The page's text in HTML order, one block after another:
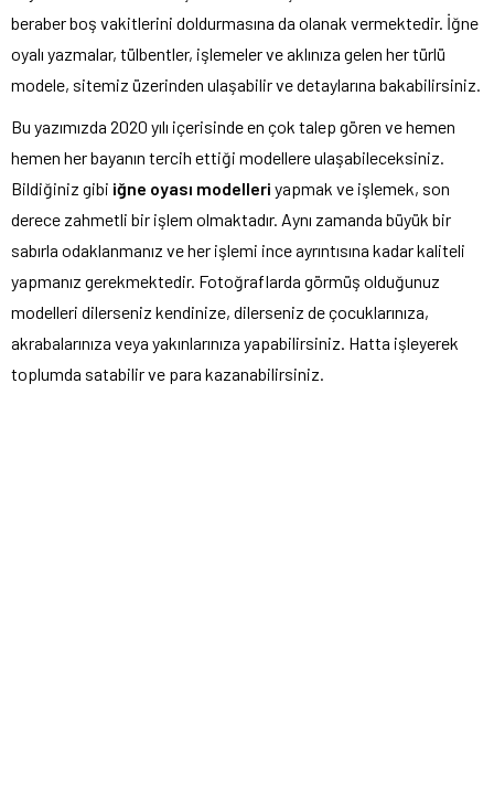
beraber boş vakitlerini doldurmasına da olanak vermektedir. İğne
oyalı yazmalar, tülbentler, işlemeler ve aklınıza gelen her türlü
modele, sitemiz üzerinden ulaşabilir ve detaylarına bakabilirsiniz.
Bu yazımızda 2020 yılı içerisinde en çok talep gören ve hemen
hemen her bayanın tercih ettiği modellere ulaşabileceksiniz.
Bildiğiniz gibi iğne oyası modelleri yapmak ve işlemek, son
derece zahmetli bir işlem olmaktadır. Aynı zamanda büyük bir
sabırla odaklanmanız ve her işlemi ince ayrıntısına kadar kaliteli
yapmanız gerekmektedir. Fotoğraflarda görmüş olduğunuz
modelleri dilerseniz kendinize, dilerseniz de çocuklarınıza,
akrabalarınıza veya yakınlarınıza yapabilirsiniz. Hatta işleyerek
toplumda satabilir ve para kazanabilirsiniz.